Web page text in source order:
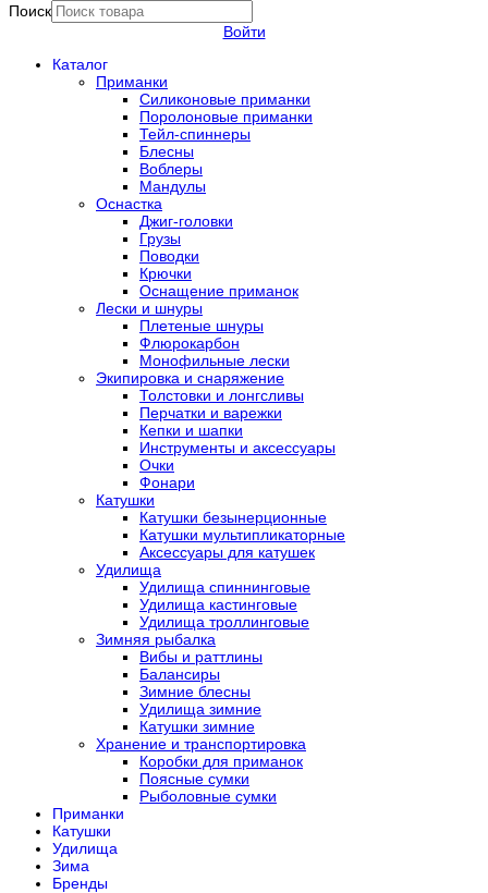
Поиск
Войти
Каталог
Приманки
Силиконовые приманки
Поролоновые приманки
Тейл-спиннеры
Блесны
Воблеры
Мандулы
Оснастка
Джиг-головки
Грузы
Поводки
Крючки
Оснащение приманок
Лески и шнуры
Плетеные шнуры
Флюрокарбон
Монофильные лески
Экипировка и снаряжение
Толстовки и лонгсливы
Перчатки и варежки
Кепки и шапки
Инструменты и аксессуары
Очки
Фонари
Катушки
Катушки безынерционные
Катушки мультипликаторные
Аксессуары для катушек
Удилища
Удилища спиннинговые
Удилища кастинговые
Удилища троллинговые
Зимняя рыбалка
Вибы и раттлины
Балансиры
Зимние блесны
Удилища зимние
Катушки зимние
Хранение и транспортировка
Коробки для приманок
Поясные сумки
Рыболовные сумки
Приманки
Катушки
Удилища
Зима
Бренды